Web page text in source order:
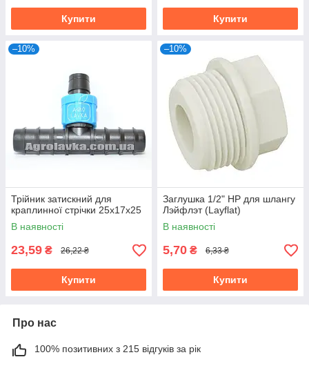
Купити Купити
–10%
Трійник затискний для
краплинної стрічки 25х17х25
В наявності
23,59 ₴ 26,22 ₴
Купити
–10%
Заглушка 1/2" НР для шлангу
Лэйфлэт (Layflat)
В наявності
5,70 ₴ 6,33 ₴
Купити
Про нас
100% позитивних з 215 відгуків за рік